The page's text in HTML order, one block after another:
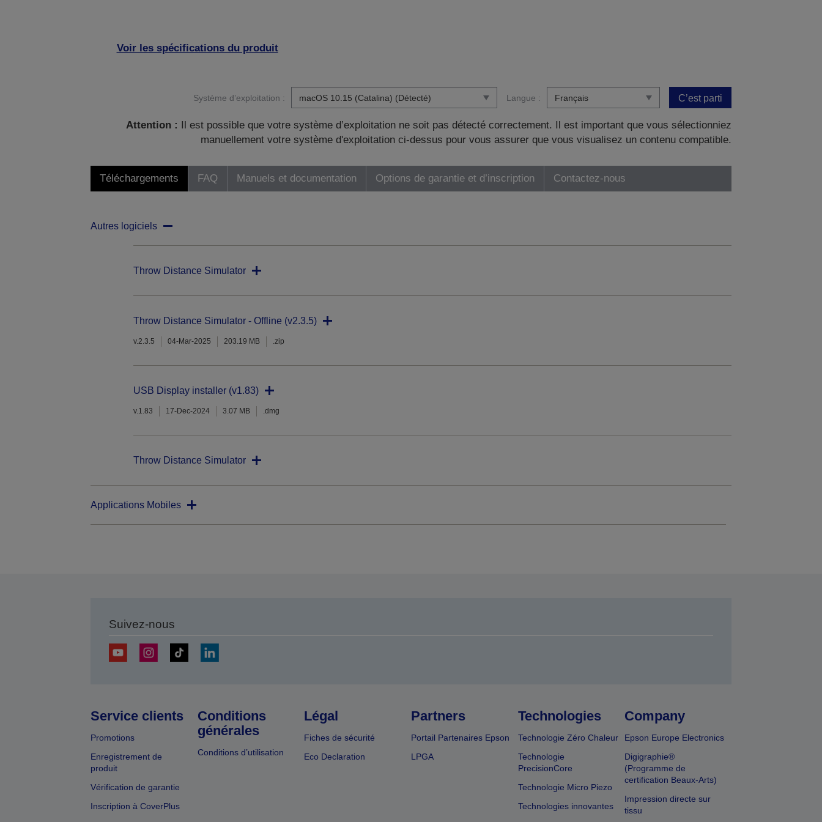
Voir les spécifications du produit
Système d’exploitation : Langue : C’est parti
Attention :
Il est possible que votre système d’exploitation ne soit pas détecté correctement. Il est important que vous sélectionniez
manuellement votre système d'exploitation ci-dessus pour vous assurer que vous visualisez un contenu compatible.
Téléchargements FAQ Manuels et documentation Options de garantie et d’inscription Contactez-nous
Autres logiciels
Throw Distance Simulator
Throw Distance Simulator - Offline (v2.3.5)
v.2.3.5 04-Mar-2025 203.19 MB .zip
USB Display installer (v1.83)
v.1.83 17-Dec-2024 3.07 MB .dmg
Throw Distance Simulator
Applications Mobiles
Suivez-nous
Service clients
Promotions
Enregistrement de
produit
Vérification de garantie
Inscription à CoverPlus
Conditions
générales
Conditions d’utilisation
Légal
Fiches de sécurité
Eco Declaration
Partners
Portail Partenaires Epson
LPGA
Technologies
Technologie Zéro Chaleur
Technologie
PrecisionCore
Technologie Micro Piezo
Technologies innovantes
Company
Epson Europe Electronics
Digigraphie®
(Programme de
certification Beaux-Arts)
Impression directe sur
tissu